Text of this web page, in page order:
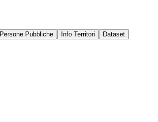
Persone Pubbliche Info Territori Dataset